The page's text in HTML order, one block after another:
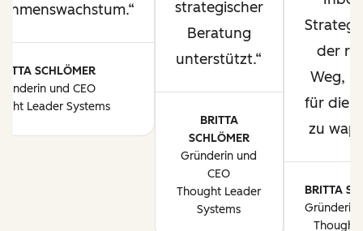
SCHLÖMER
und CEO
Leader Systems
strategischer
Beratung
unterstützt.
BRITTA
SCHLÖMER
Gründerin und
CEO
Thought Leader
Systems
der
Weg,
für die
zu
BRITTA
Gründerin
Thought